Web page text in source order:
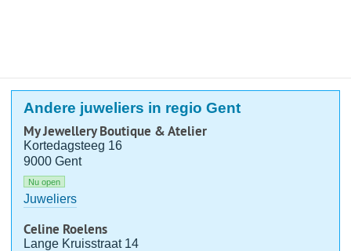
Andere juweliers in regio Gent
My Jewellery Boutique & Atelier
Kortedagsteeg 16
9000 Gent
Nu open
Juweliers
Celine Roelens
Lange Kruisstraat 14